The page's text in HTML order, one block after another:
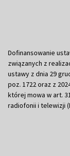
Dofinansowanie
związanych z
ustawy z dnia 29
poz. 1722 oraz z
której mowa w art.
radiofonii i telewizji